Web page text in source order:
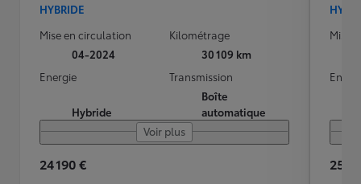
HYBRIDE
Mise en circulation
04-2024
Kilométrage
30 109 km
Energie
Hybride
Transmission
Boîte
automatique
Voir plus
24 190 €
Mise
25